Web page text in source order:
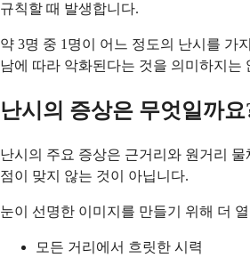
규칙할 때 발생합니다.
약 3명 중 1명이 어느 정도의 난시를 가
남에 따라 악화된다는 것을 의미하지는
난시의 증상은 무엇일까요
난시의 주요 증상은 근거리와 원거리
점이 맞지 않는 것이 아닙니다.
눈이 선명한 이미지를 만들기 위해 더
모든 거리에서 흐릿한 시력